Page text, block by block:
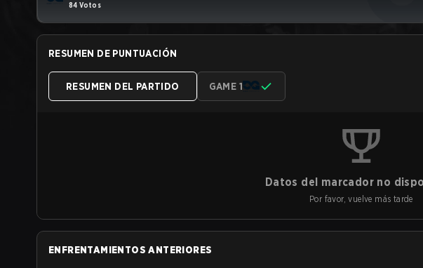
84 Votos
RESUMEN DE PUNTUACIÓN
RESUMEN DEL PARTIDO GAME 1
Datos del marcador no
Por favor, vuelve más tarde
ENFRENTAMIENTOS ANTERIORES